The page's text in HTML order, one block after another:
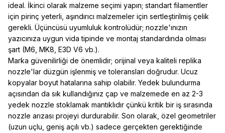
ideal. İkinci olarak malzeme seçimi yapın; standart filamentler
için pirinç yeterli, aşındırıcı malzemeler için sertleştirilmiş çelik
gerekli. Üçüncüsü uyumluluk kontrolüdür; nozzle'ınızın
yazıcınıza uygun vida tipinde ve montaj standardında olması
şart (M6, MK8, E3D V6 vb.).
Marka güvenilirliği de önemlidir; orijinal veya kaliteli replika
nozzle'lar düzgün işlenmiş ve toleransları doğrudur. Ucuz
kopyalar boyut hatalarına sahip olabilir. Yedek bulundurma
açısından da sık kullandığınız çap ve malzemede en az 2-3
yedek nozzle stoklamak mantıklıdır çünkü kritik bir iş sırasında
nozzle arızası projeyi durdurabilir. Son olarak, özel geometriler
(uzun uçlu, geniş açılı vb.) sadece gerçekten gerektiğinde